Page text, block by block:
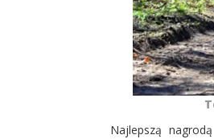
Najlepszą